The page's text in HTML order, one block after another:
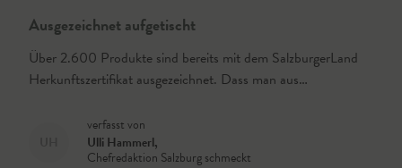
Ausgezeichnet aufgetischt
Über 2.600 Produkte sind bereits mit dem SalzburgerLand
Herkunftszertifikat ausgezeichnet. Dass man aus…
verfasst von
Ulli Hammerl,
Chefredaktion Salzburg schmeckt